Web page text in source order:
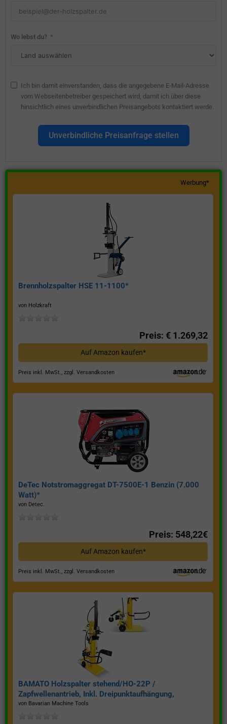
Wo lebst du?
Ich bin damit einverstanden, dass die angegebene E-Mail-Adresse
vom Webseitenbetreiber gespeichert wird, damit ich über diese
hinsichtlich eines unverbindlichen Preisangebots kontaktiert werde.
Unverbindliche Preisanfrage stellen
Werbung*
Brennholzspalter HSE 11-1100*
von Holzkraft
Preis: € 1.269,32
Auf Amazon kaufen*
Preis inkl. MwSt., zzgl. Versandkosten
DeTec Notstromaggregat DT-7500E-1 Benzin (7.000
Watt)*
von Detec.
Preis: 548,22€
Auf Amazon kaufen*
Preis inkl. MwSt., zzgl. Versandkosten
BAMATO Holzspalter stehend/HO-22P /
Zapfwellenantrieb, Inkl. Dreipunktaufhängung,
Spaltkraft 22 Tonnen*
von Bavarian Machine Tools